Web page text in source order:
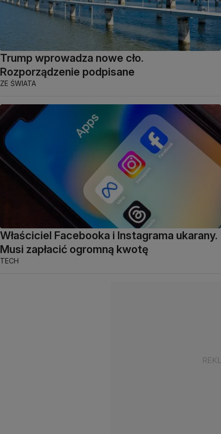
Trump wprowadza nowe cło.
Rozporządzenie podpisane
ZE ŚWIATA
Właściciel Facebooka i Instagrama ukarany.
Musi zapłacić ogromną kwotę
TECH